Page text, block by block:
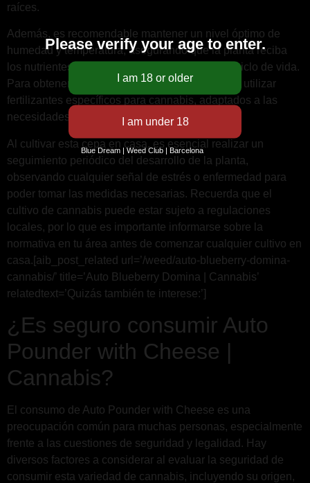
raíces.
Además, es recomendable mantener un nivel óptimo de
humedad y temperatura, asegurando que la planta reciba
los nutrientes adecuados en cada etapa de su ciclo de vida.
Para obtener los mejores resultados, se sugiere utilizar
fertilizantes específicos para cannabis, adaptados a las
necesidades de Auto Pounder with Cheese.
Al cultivar esta cepa en casa, es esencial realizar un
seguimiento periódico del desarrollo de la planta,
observando cualquier señal de estrés o enfermedad para
poder tomar las medidas necesarias. Recuerda que el
cultivo de cannabis puede estar sujeto a regulaciones
locales, por lo que es importante informarse sobre la
normativa en tu área antes de comenzar cualquier cultivo en
casa.[aib_post_related url=’/weed/auto-blueberry-domina-
cannabis/’ title=’Auto Blueberry Domina | Cannabis’
relatedtext=’Quizás también te interese:’]
¿Es seguro consumir Auto
Pounder with Cheese |
Cannabis?
El consumo de Auto Pounder with Cheese es una
preocupación común para muchas personas, especialmente
frente a las cuestiones de seguridad y legalidad. Hay
diversos factores a considerar al evaluar la seguridad de
consumir esta variedad de cannabis, incluyendo su origen,
Please verify your age to enter.
Blue Dream | Weed Club | Barcelona